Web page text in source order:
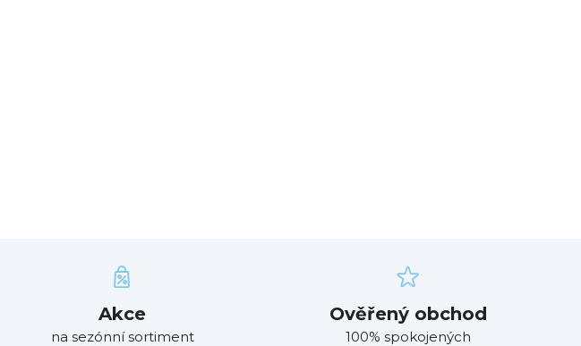
Akce
na sezónní sortiment
Ověřený obchod
100% spokojených